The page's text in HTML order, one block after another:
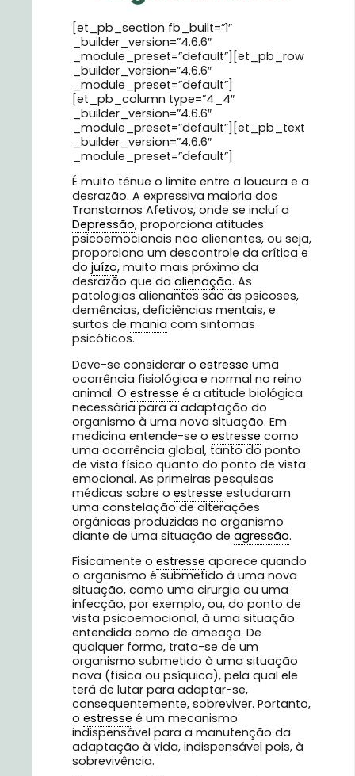
[et_pb_section fb_built=”1″
_builder_version=”4.6.6″
_module_preset=”default”][et_pb_row
_builder_version=”4.6.6″
_module_preset=”default”]
[et_pb_column type=”4_4″
_builder_version=”4.6.6″
_module_preset=”default”][et_pb_text
_builder_version=”4.6.6″
_module_preset=”default”]
É muito tênue o limite entre a loucura e a
desrazão. A expressiva maioria dos
Transtornos Afetivos, onde se incluí a
Depressão, proporciona atitudes
psicoemocionais não alienantes, ou seja,
proporciona um descontrole da crítica e
do juízo, muito mais próximo da
desrazão que da alienação. As
patologias alienantes são as psicoses,
demências, deficiências mentais, e
surtos de mania com sintomas
psicóticos.
Deve-se considerar o estresse uma
ocorrência fisiológica e normal no reino
animal. O estresse é a atitude biológica
necessária para a adaptação do
organismo à uma nova situação. Em
medicina entende-se o estresse como
uma ocorrência global, tanto do ponto
de vista físico quanto do ponto de vista
emocional. As primeiras pesquisas
médicas sobre o estresse estudaram
uma constelação de alterações
orgânicas produzidas no organismo
diante de uma situação de agressão.
Fisicamente o estresse aparece quando
o organismo é submetido à uma nova
situação, como uma cirurgia ou uma
infecção, por exemplo, ou, do ponto de
vista psicoemocional, à uma situação
entendida como de ameaça. De
qualquer forma, trata-se de um
organismo submetido à uma situação
nova (física ou psíquica), pela qual ele
terá de lutar para adaptar-se,
consequentemente, sobreviver. Portanto,
o estresse é um mecanismo
indispensável para a manutenção da
adaptação à vida, indispensável pois, à
sobrevivência.